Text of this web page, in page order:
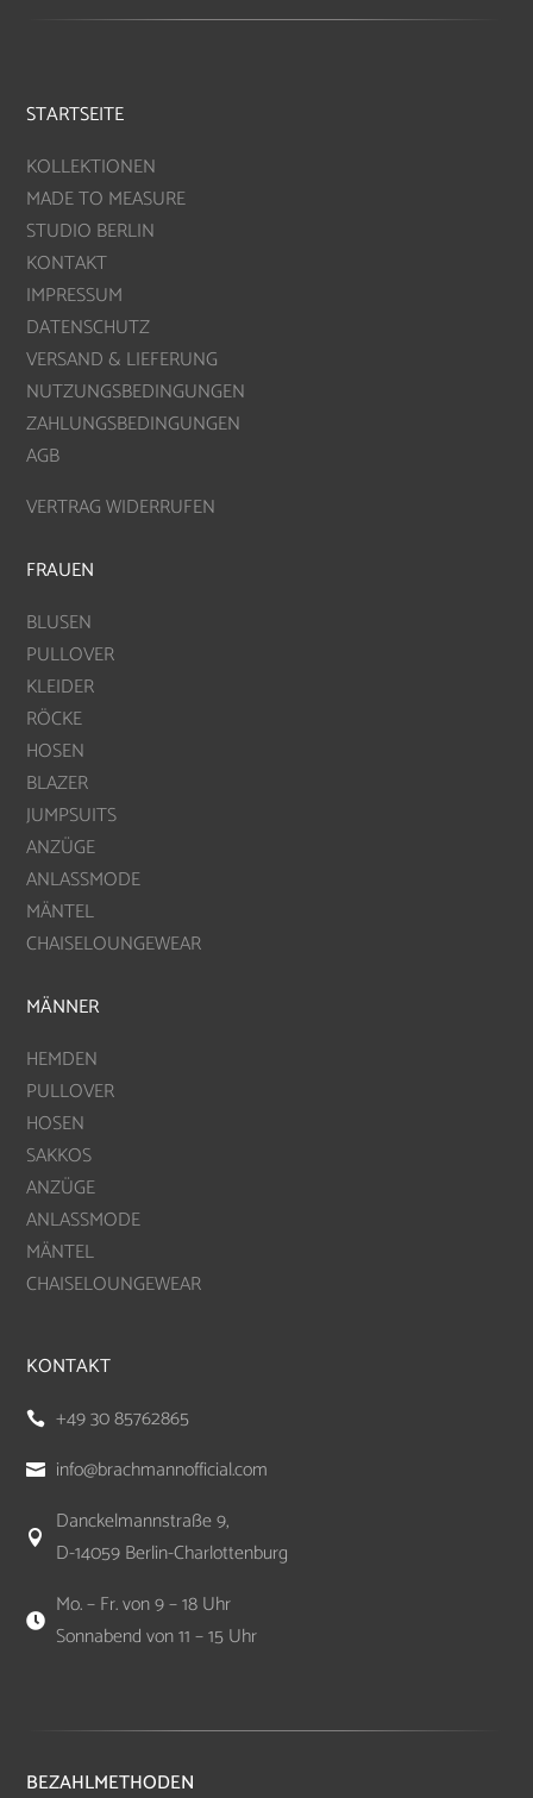
STARTSEITE
KOLLEKTIONEN
MADE TO MEASURE
STUDIO BERLIN
KONTAKT
IMPRESSUM
DATENSCHUTZ
VERSAND & LIEFERUNG
NUTZUNGSBEDINGUNGEN
ZAHLUNGSBEDINGUNGEN
AGB
VERTRAG WIDERRUFEN
FRAUEN
BLUSEN
PULLOVER
KLEIDER
RÖCKE
HOSEN
BLAZER
JUMPSUITS
ANZÜGE
ANLASSMODE
MÄNTEL
CHAISELOUNGEWEAR
MÄNNER
HEMDEN
PULLOVER
HOSEN
SAKKOS
ANZÜGE
ANLASSMODE
MÄNTEL
CHAISELOUNGEWEAR
KONTAKT
 +49 30 85762865
 info@brachmannofficial.com

Danckelmannstraße 9,
D-14059 Berlin-Charlottenburg

Mo. – Fr. von 9 – 18 Uhr
Sonnabend von 11 – 15 Uhr
BEZAHLMETHODEN